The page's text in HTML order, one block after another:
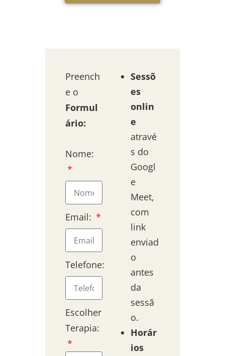
Preench
e o
Formul
ário:
Nome:
Email:
Telefone:
Escolher
Terapia:
Sessõ
es
onlin
e
atravé
s do
Googl
e
Meet,
com
link
enviad
o
antes
da
sessã
o.
Horár
ios